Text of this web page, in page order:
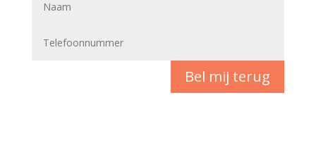
Bel mij terug